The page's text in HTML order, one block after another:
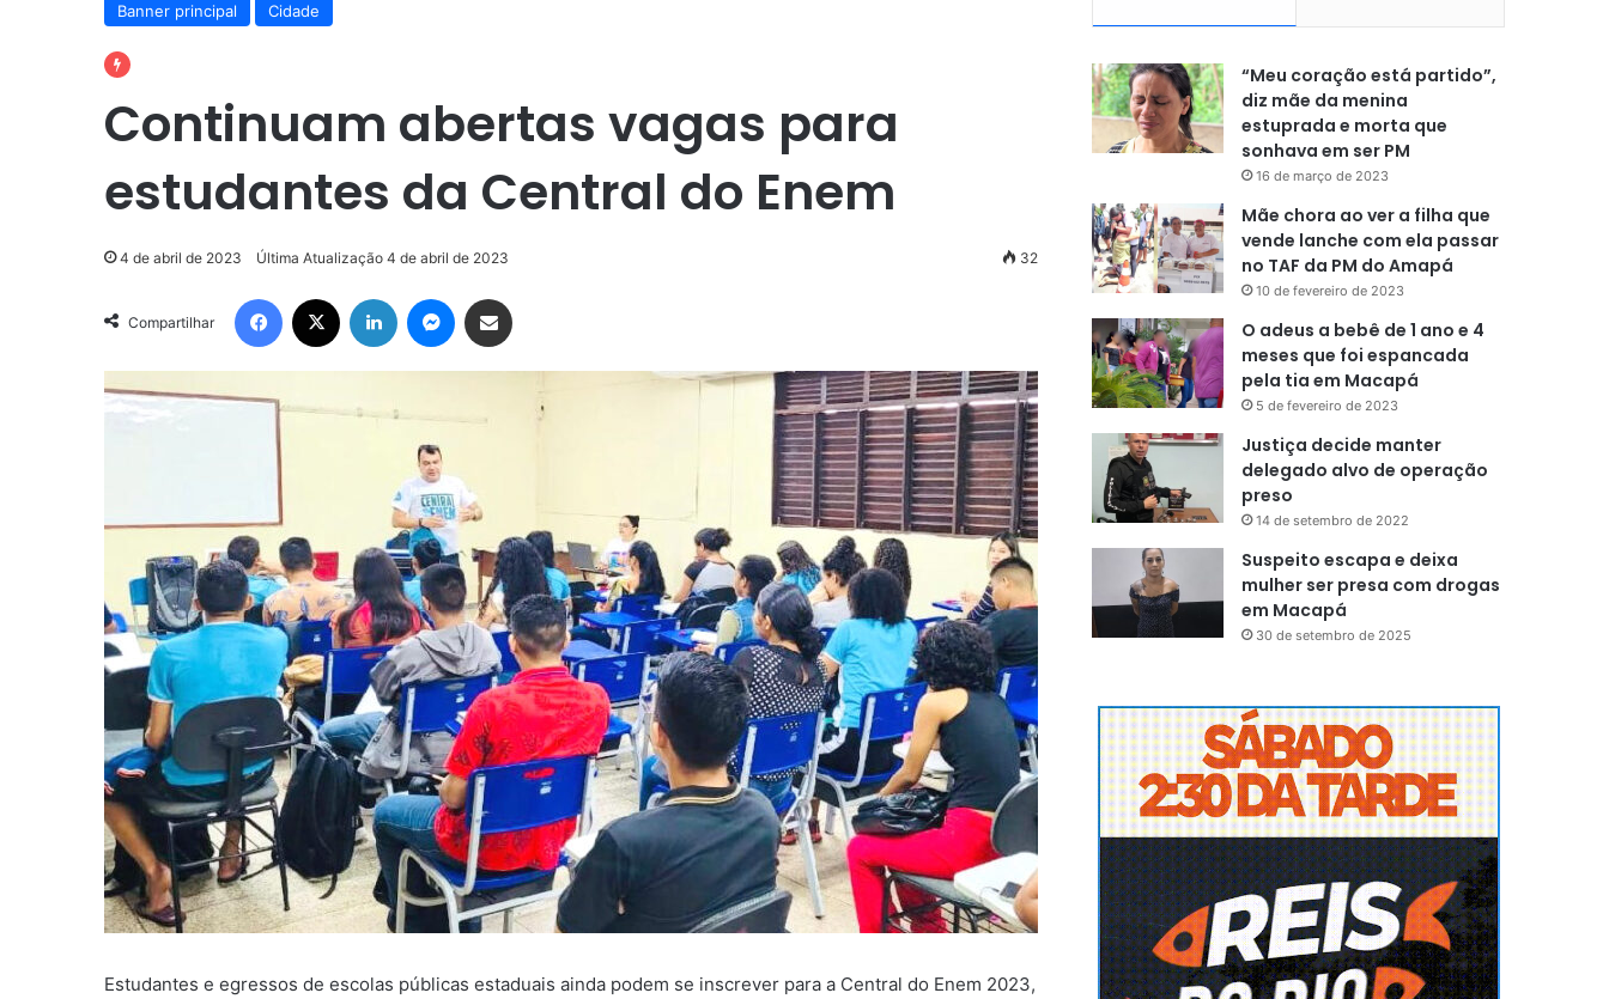
Banner principal Cidade
Continuam abertas vagas para
estudantes da Central do Enem
4 de abril de 2023 Última Atualização 4 de abril de 2023 32
Compartilhar
Facebook Linkedin Messenger
Estudantes e egressos de escolas públicas estaduais ainda podem se inscrever para a Central do Enem 2023,
“Meu coração está partido”,
diz mãe da menina
estuprada e morta que
sonhava em ser PM
16 de março de 2023
Mãe chora ao ver a filha que
vende lanche com ela passar
no TAF da PM do Amapá
10 de fevereiro de 2023
O adeus a bebê de 1 ano e 4
meses que foi espancada
pela tia em Macapá
5 de fevereiro de 2023
Justiça decide manter
delegado alvo de operação
preso
14 de setembro de 2022
Suspeito escapa e deixa
mulher ser presa com drogas
em Macapá
30 de setembro de 2025